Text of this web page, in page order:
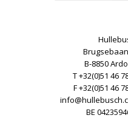
B-8850
T +32(0)51 46
F +32(0)51 46
BE